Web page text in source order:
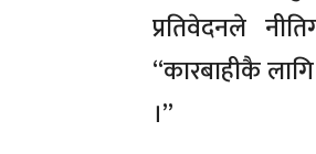
प्रतिवेदनले
“कारबाहीकै
।”